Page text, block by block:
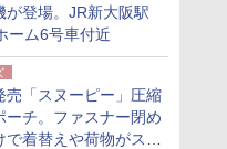
が登場。JR新大阪駅
ーム6号車付近
売「スヌーピー」圧縮
ーチ。ファスナー閉め
で着替えや荷物がスリ